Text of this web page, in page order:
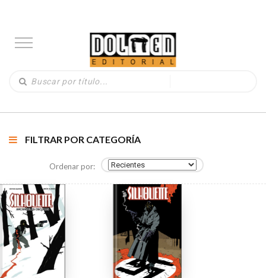
FILTRAR POR CATEGORÍA
Ordenar por: